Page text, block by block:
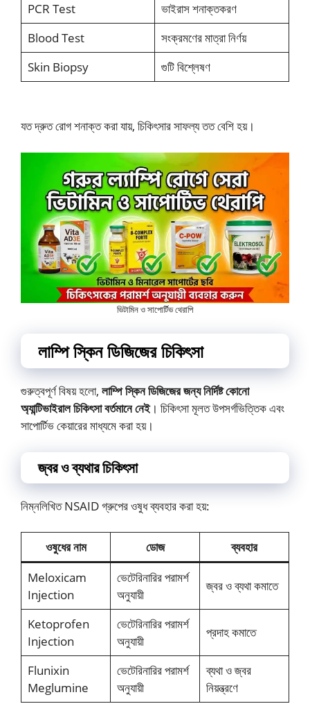
PCR Test
ভাইরাস শনাক্তকরণ
Blood Test
সংক্রমণের মাত্রা নির্ণয়
Skin Biopsy
গুটি বিশ্লেষণ
যত দ্রুত রোগ শনাক্ত করা যায়, চিকিৎসার সাফল্য তত বেশি হয়।
ভিটামিন ও সাপোর্টিভ থেরাপি
লাম্পি স্কিন ডিজিজের চিকিৎসা
গুরুত্বপূর্ণ বিষয় হলো, লাম্পি স্কিন ডিজিজের জন্য নির্দিষ্ট কোনো
অ্যান্টিভাইরাল চিকিৎসা বর্তমানে নেই। চিকিৎসা মূলত উপসর্গভিত্তিক এবং
সাপোর্টিভ কেয়ারের মাধ্যমে করা হয়।
জ্বর ও ব্যথার চিকিৎসা
নিম্নলিখিত NSAID গ্রুপের ওষুধ ব্যবহার করা হয়:
ওষুধের নাম ডোজ
ব্যবহার
Meloxicam
Injection
ভেটেরিনারির পরামর্শ
অনুযায়ী
জ্বর ও ব্যথা কমাতে
Ketoprofen
Injection
ভেটেরিনারির পরামর্শ
অনুযায়ী
প্রদাহ কমাতে
Flunixin
Meglumine
ভেটেরিনারির পরামর্শ
অনুযায়ী
ব্যথা ও জ্বর
নিয়ন্ত্রণে